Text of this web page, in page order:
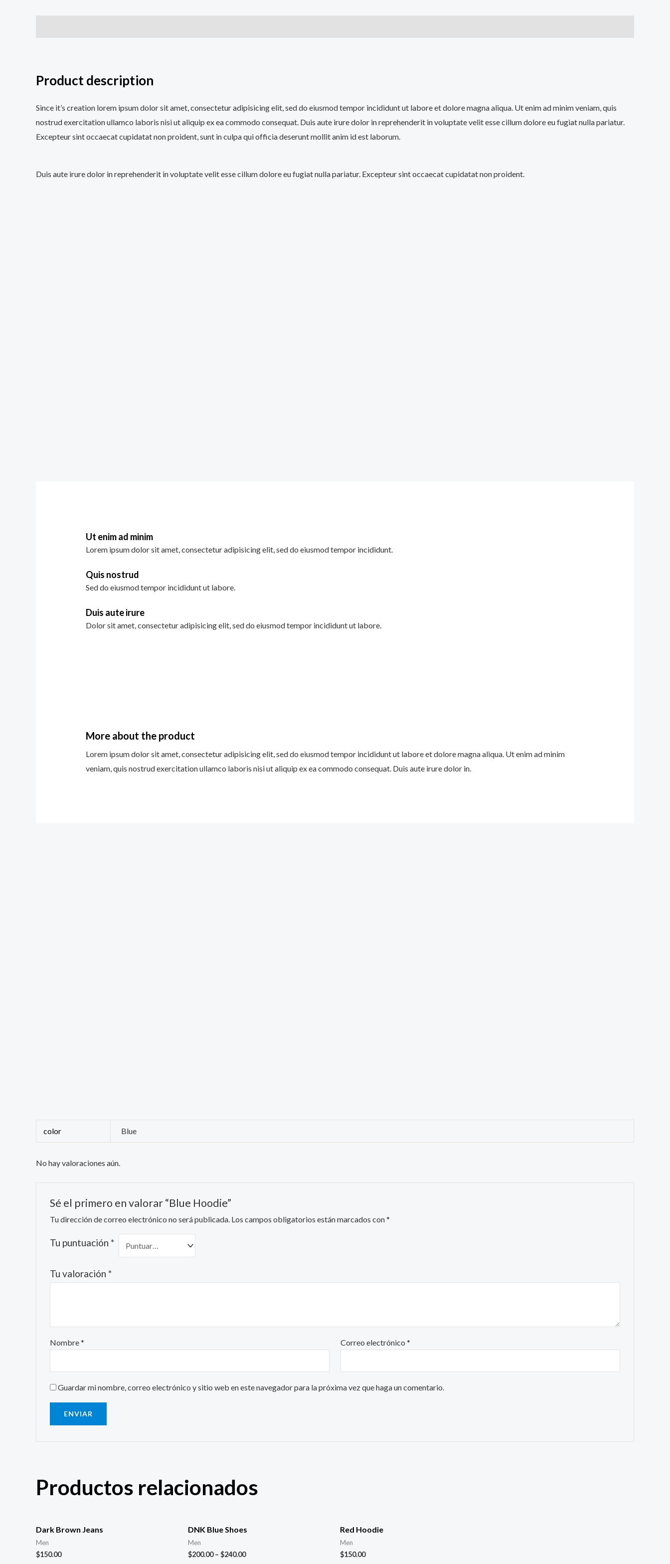
Product description
Since it’s creation lorem ipsum dolor sit amet, consectetur adipisicing elit, sed do eiusmod tempor incididunt ut labore et dolore magna aliqua. Ut enim ad minim veniam, quis
nostrud exercitation ullamco laboris nisi ut aliquip ex ea commodo consequat. Duis aute irure dolor in reprehenderit in voluptate velit esse cillum dolore eu fugiat nulla pariatur.
Excepteur sint occaecat cupidatat non proident, sunt in culpa qui officia deserunt mollit anim id est laborum.
Duis aute irure dolor in reprehenderit in voluptate velit esse cillum dolore eu fugiat nulla pariatur. Excepteur sint occaecat cupidatat non proident.
Ut enim ad minim
Lorem ipsum dolor sit amet, consectetur adipisicing elit, sed do eiusmod tempor incididunt.
Quis nostrud
Sed do eiusmod tempor incididunt ut labore.
Duis aute irure
Dolor sit amet, consectetur adipisicing elit, sed do eiusmod tempor incididunt ut labore.
More about the product
Lorem ipsum dolor sit amet, consectetur adipisicing elit, sed do eiusmod tempor incididunt ut labore et dolore magna aliqua. Ut enim ad minim
veniam, quis nostrud exercitation ullamco laboris nisi ut aliquip ex ea commodo consequat. Duis aute irure dolor in.
color Blue
No hay valoraciones aún.
Sé el primero en valorar “Blue Hoodie”
Tu dirección de correo electrónico no será publicada. Los campos obligatorios están marcados con*
Tu puntuación *
Tu valoración *
Nombre* Correo electrónico*
Guardar mi nombre, correo electrónico y sitio web en este navegador para la próxima vez que haga un comentario.
Productos relacionados
Dark Brown Jeans
Men
$150.00
DNK Blue Shoes
Men
$200.00– $240.00
Red Hoodie
Men
$150.00